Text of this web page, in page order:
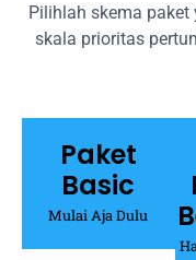
Pilihlah skema
skala prioritas
Paket
Basic
Mulai Aja Dulu